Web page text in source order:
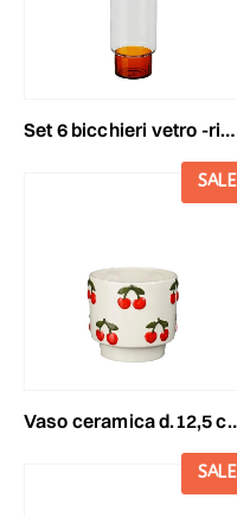
set 6 bicchieri vetro -riga- d.7,5 h.13,5 cm trasparente/arancio
SALE
vaso ceramica d.12,5 cmh.11 cm -cherry- bianco/rosso/verde
SALE